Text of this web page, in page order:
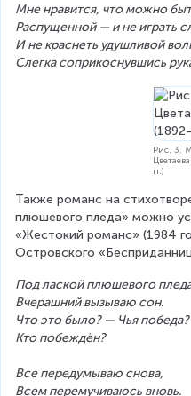
Мне нравится, что можно
Распущенной — и не играть
И не краснеть удушливой
Слегка соприкоснувшись
Рис. 3.
гг.)
Также романс на
плюшевого пледа» можно
«Жестокий романс» (1984
Островского
Под лаской плюшевого
Вчерашний вызываю сон.
Что это было? — Чья
Кто побеждён?
Все передумываю снова,
Всем перемучиваюсь вновь.